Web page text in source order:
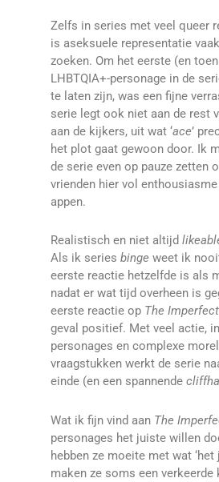
Zelfs in series met veel queer
is aseksuele representatie
zoeken. Om het eerste (en
LHBTQIA+-personage in de
te laten zijn, was een fijne
serie legt ook niet aan de rest
aan de kijkers, uit wat ‘ace’
het plot gaat gewoon door. Ik
de serie even op pauze zetten
vrienden hier vol
appen.
Realistisch en niet altijd
Als ik series binge weet ik
eerste reactie hetzelfde is als
nadat er wat tijd overheen is
eerste reactie op The
geval positief. Met veel actie,
personages en complexe
vraagstukken werkt de serie
einde (en een spannende
Wat ik fijn vind aan The
personages het juiste willen
hebben ze moeite met wat ‘het
maken ze soms een verkeerde